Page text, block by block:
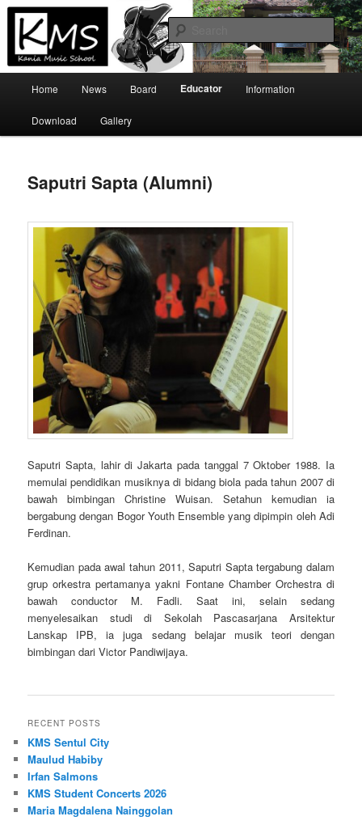
Skip
primary
contentKania Music School
Official Site
Home News Board Educator Information
Download Gallery
Saputri Sapta (Alumni)
Saputri Sapta, lahir di Jakarta pada tanggal 7 Oktober 1988. Ia
memulai pendidikan musiknya di bidang biola pada tahun 2007 di
bawah bimbingan Christine Wuisan. Setahun kemudian ia
bergabung dengan Bogor Youth Ensemble yang dipimpin oleh Adi
Ferdinan.
Kemudian pada awal tahun 2011, Saputri Sapta tergabung dalam
grup orkestra pertamanya yakni Fontane Chamber Orchestra di
bawah conductor M. Fadli. Saat ini, selain sedang
menyelesaikan studi di Sekolah Pascasarjana Arsitektur
Lanskap IPB, ia juga sedang belajar musik teori dengan
bimbingan dari Victor Pandiwijaya.
RECENT POSTS
KMS Sentul City
Maulud Habiby
Irfan Salmons
KMS Student Concerts 2026
Maria Magdalena Nainggolan